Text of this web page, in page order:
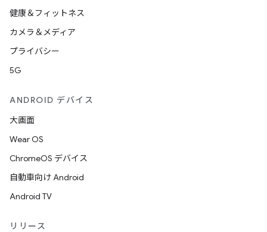
健康＆フィットネス
カメラ＆メディア
プライバシー
5G
ANDROID デバイス
大画面
Wear OS
ChromeOS デバイス
自動車向け Android
Android TV
リリース